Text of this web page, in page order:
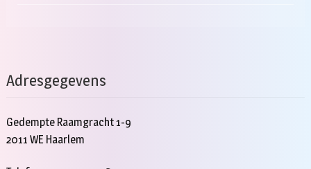
Adresgegevens
Gedempte Raamgracht 1-9
2011 WE Haarlem